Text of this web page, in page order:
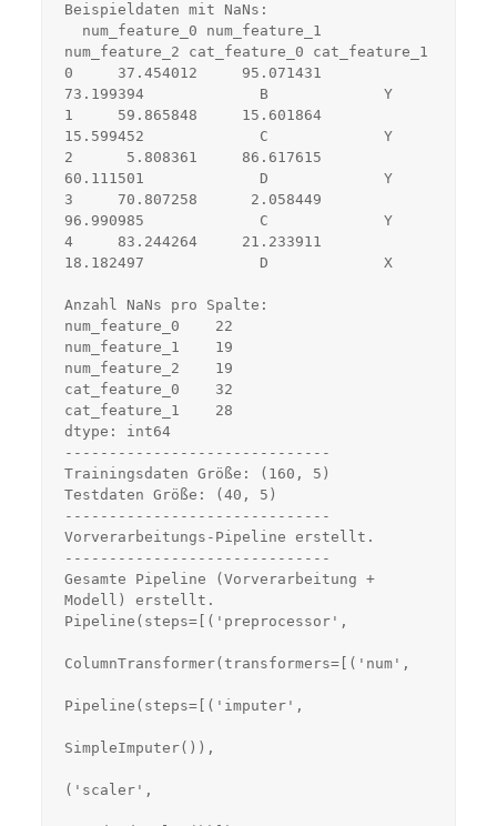
Beispieldaten mit NaNs:
num_feature_2 cat_feature_0 cat_feature_1
0     37.454012     95.071431
73.199394             B             Y
1     59.865848     15.601864
15.599452             C             Y
2      5.808361     86.617615
60.111501             D             Y
3     70.807258      2.058449
96.990985             C             Y
4     83.244264     21.233911
18.182497             D             X
Anzahl NaNs pro Spalte:
num_feature_0    22
num_feature_1    19
num_feature_2    19
cat_feature_0    32
cat_feature_1    28
dtype: int64
------------------------------
Trainingsdaten Größe: (160, 5)
Testdaten Größe: (40, 5)
------------------------------
Vorverarbeitungs-Pipeline erstellt.
------------------------------
Gesamte Pipeline (Vorverarbeitung +
Modell) erstellt.
Pipeline(steps=[('preprocessor',
ColumnTransformer(transformers=[('num',
Pipeline(steps=[('imputer',
SimpleImputer()),
('scaler',